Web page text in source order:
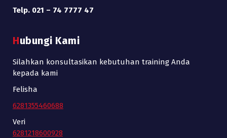
Telp. 021 – 74 7777 47
Hubungi Kami
Silahkan konsultasikan kebutuhan training Anda
kepada kami
Felisha
6281355460688
Veri
6281218600928